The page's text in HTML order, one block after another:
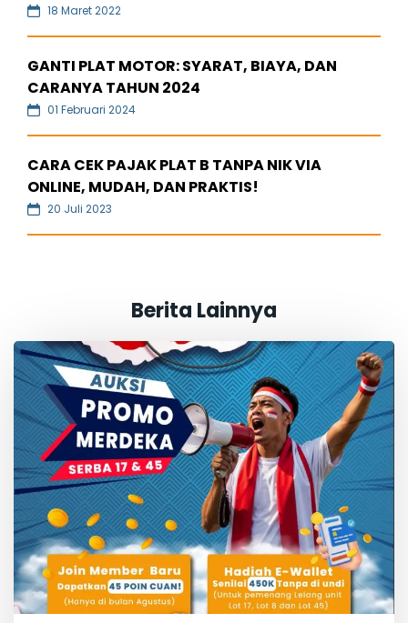
18 Maret 2022
GANTI PLAT MOTOR: SYARAT, BIAYA, DAN
CARANYA TAHUN 2024
01 Februari 2024
CARA CEK PAJAK PLAT B TANPA NIK VIA
ONLINE, MUDAH, DAN PRAKTIS!
20 Juli 2023
Berita Lainnya